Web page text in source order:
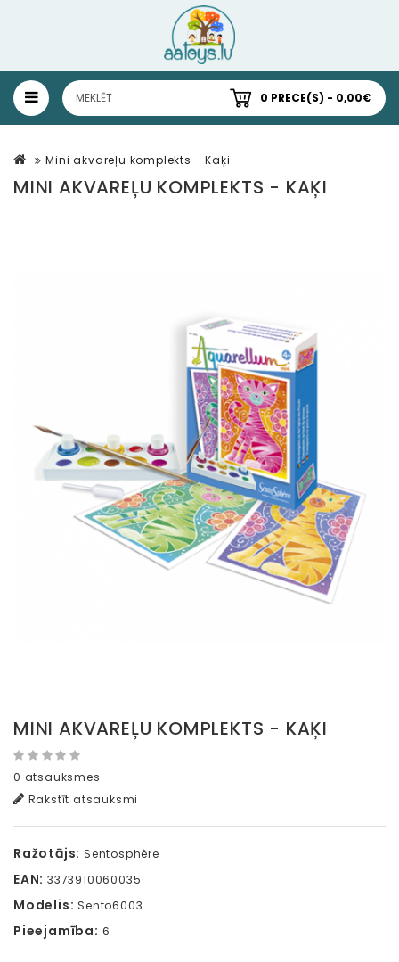
0 PRECE(S) - 0,00€
Mini akvareļu komplekts - Kaķi
MINI AKVAREĻU KOMPLEKTS - KAĶI
MINI AKVAREĻU KOMPLEKTS - KAĶI
0 atsauksmes
Rakstīt atsauksmi
Ražotājs: Sentosphère
EAN: 3373910060035
Modelis: Sento6003
Pieejamība: 6